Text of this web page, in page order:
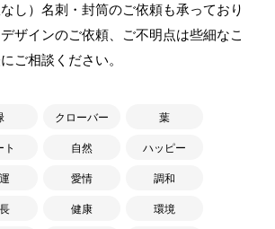
し）名刺・封筒のご依頼も承っており
ザインのご依頼、ご不明点は些細なこ
ご相談ください。
クローバー 葉
ト 自然 ハッピー
愛情 調和
健康 環境